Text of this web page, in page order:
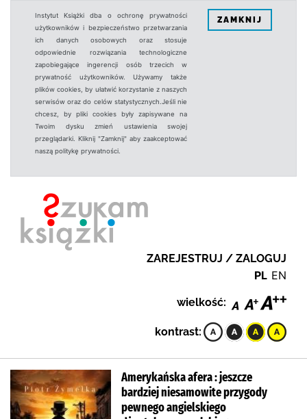
Instytut Książki dba o ochronę prywatności
użytkowników i bezpieczeństwo przetwarzania
ich danych osobowych oraz stosuje
odpowiednie rozwiązania technologiczne
zapobiegające ingerencji osób trzecich w
prywatność użytkowników. Używamy także
plików cookies, by ułatwić korzystanie z naszych
serwisów oraz do celów statystycznych.Jeśli nie
chcesz, by pliki cookies były zapisywane na
Twoim dysku zmień ustawienia swojej
przeglądarki. Kliknij "Zamknij" aby zaakceptować
naszą politykę prywatności.
ZAMKNIJ
ZAREJESTRUJ / ZALOGUJ
PL EN
wielkość:
kontrast:
Amerykańska afera : jeszcze
bardziej niesamowite przygody
pewnego angielskiego